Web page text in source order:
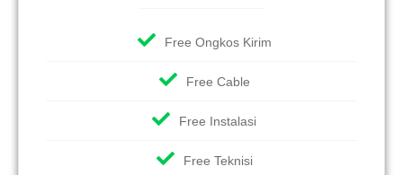
Free Ongkos Kirim
Free Cable
Free Instalasi
Free Teknisi